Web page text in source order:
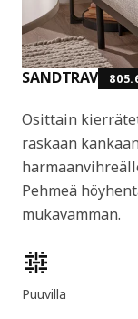
SANDTRAV
Osittain
raskaan
Pehmeä
mukavamman.
Tuotteen
Puuvilla